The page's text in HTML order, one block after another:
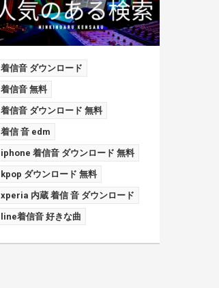
着信音 ダウンロード
着信音 無料
着信音 ダウンロード 無料
着信 音 edm
iphone 着信音 ダウンロード 無料
kpop ダウンロード 無料
xperia 内蔵 着信 音 ダウンロード
line着信音 好きな曲